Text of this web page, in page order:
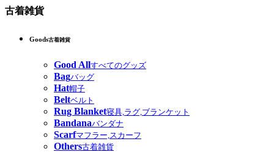
古着雑貨
Goods古着雑貨
Good Allすべてのグッズ
Bagバッグ
Hat帽子
Beltベルト
Rug Blanket寝具,ラグ,ブランケット
Bandanaバンダナ
Scarfマフラー,スカーフ
Others古着雑貨